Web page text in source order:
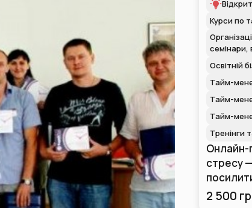
Курси по
семінари,
Освітній
Тайм-
Тайм-
Тайм-
Тренінги
Онлайн-
стресу
2 500